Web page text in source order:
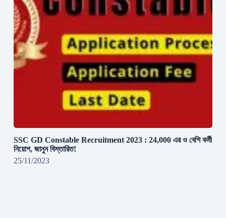
SSC GD Constable Recruitment 2023 : 24,000 এর ও বেশি কর্মী
নিয়োগ, জানুন বিস্তারিত!
25/11/2023